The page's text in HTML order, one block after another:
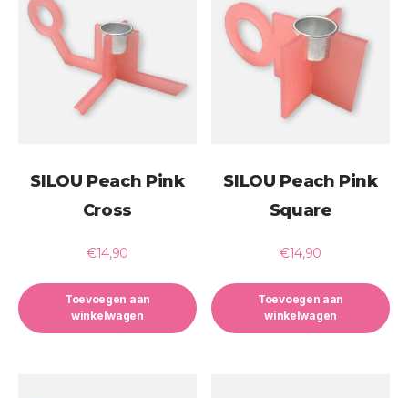
SILOU Peach Pink
Cross
€14,90
Toevoegen aan
winkelwagen
SILOU Peach Pink
Square
€14,90
Toevoegen aan
winkelwagen